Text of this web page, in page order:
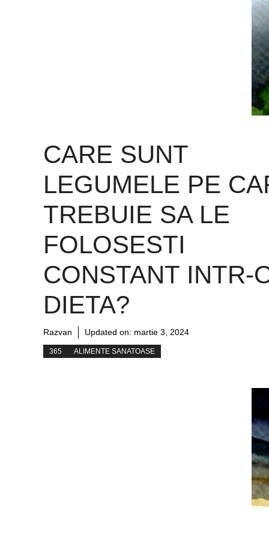
CARE SUNT
LEGUMELE PE
TREBUIE SA LE
FOLOSESTI
CONSTANT INTR-
DIETA?
Razvan Updated on: martie 3, 2024
365 ALIMENTE SANATOASE